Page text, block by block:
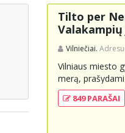
Tilto per
Vilniečiai.
Vilniaus miesto
merą,
jungiančio
įtraukti jį į
849 PARAŠAI